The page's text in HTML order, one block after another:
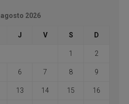
agosto 2026
J V S D
1 2
6 7 8 9
13 14 15 16